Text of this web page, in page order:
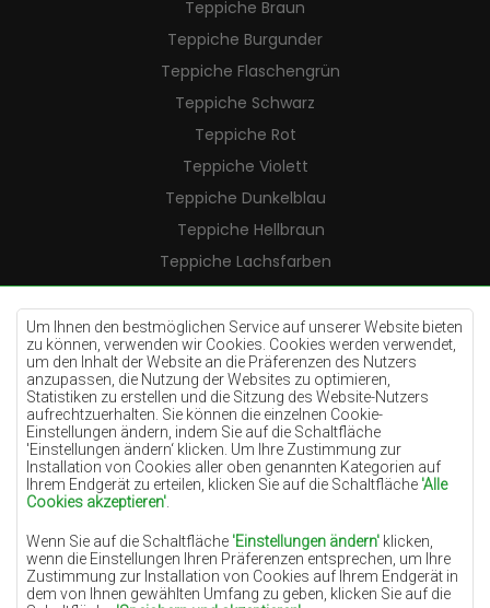
Um Ihnen den bestmöglichen Service auf unserer Website bieten
zu können, verwenden wir Cookies. Cookies werden verwendet,
um den Inhalt der Website an die Präferenzen des Nutzers
anzupassen, die Nutzung der Websites zu optimieren,
Statistiken zu erstellen und die Sitzung des Website-Nutzers
aufrechtzuerhalten. Sie können die einzelnen Cookie-
Einstellungen ändern, indem Sie auf die Schaltfläche
'Einstellungen ändern‘ klicken. Um Ihre Zustimmung zur
Installation von Cookies aller oben genannten Kategorien auf
Ihrem Endgerät zu erteilen, klicken Sie auf die Schaltfläche 'Alle
Cookies akzeptieren'
Wenn Sie auf die Schaltfläche 'Einstellungen ändern' klicken,
wenn die Einstellungen Ihren Präferenzen entsprechen, um Ihre
Zustimmung zur Installation von Cookies auf Ihrem Endgerät in
dem von Ihnen gewählten Umfang zu geben, klicken Sie auf die
Teppiche Braun
Teppiche Burgunder
Teppiche Flaschengrün
Teppiche Schwarz
Teppiche Rot
Teppiche Violett
Teppiche Dunkelblau
Teppiche Hellbraun
Teppiche Lachsfarben
Teppiche Cremefarben
Teppiche Lilac
Teppiche Gelb
Teppiche Pfefferminz
Teppiche Blau
Teppiche Orange
Teppiche Rosa
Teppiche Terrakotte
Teppiche Grün